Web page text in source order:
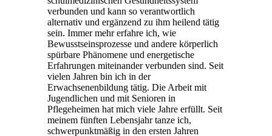
verbunden und kann so verantwortlich
alternativ und ergänzend zu ihm heilend tätig
sein. Immer mehr erfahre ich, wie
Bewusstseinsprozesse und andere körperlich
spürbare Phänomene und energetische
Erfahrungen miteinander verbunden sind. Seit
vielen Jahren bin ich in der
Erwachsenenbildung tätig. Die Arbeit mit
Jugendlichen und mit Senioren in
Pflegeheimen hat mich viele Jahre erfüllt. Seit
meinem fünften Lebensjahr tanze ich,
schwerpunktmäßig in den ersten Jahren